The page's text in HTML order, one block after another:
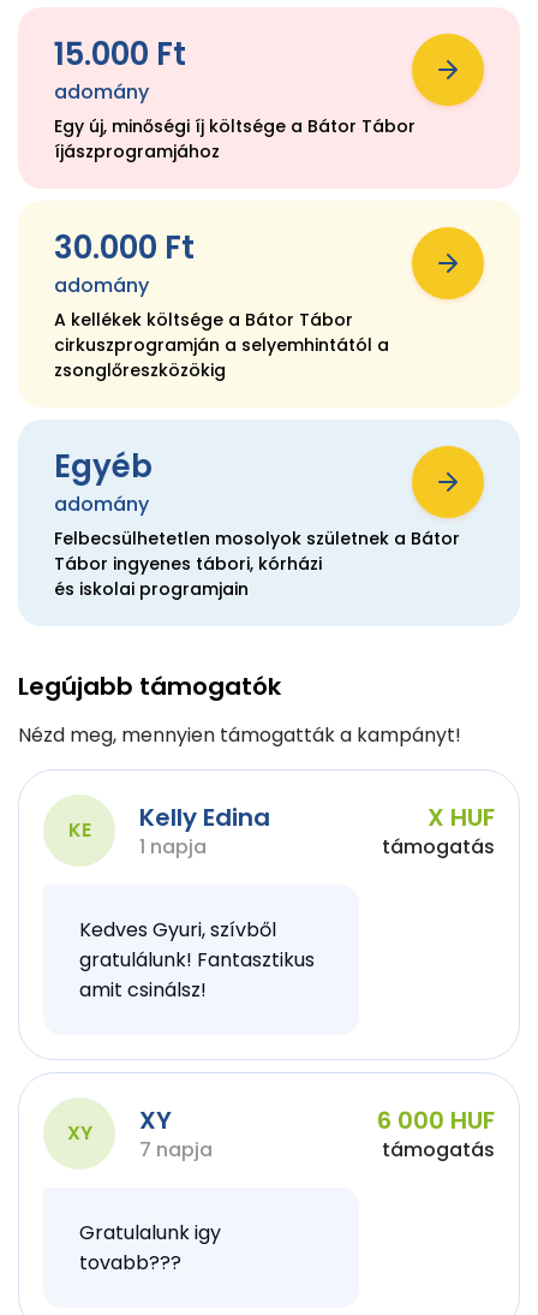
15.000 Ft
adomány
Egy új, minőségi íj költsége a Bátor Tábor
íjászprogramjához
30.000 Ft
adomány
A kellékek költsége a Bátor Tábor
cirkuszprogramján a selyemhintától a
zsonglőreszközökig
Egyéb
adomány
Felbecsülhetetlen mosolyok születnek a Bátor
Tábor ingyenes tábori, kórházi
és iskolai programjain
Legújabb támogatók
Nézd meg, mennyien támogatták a kampányt!
KE Kelly Edina
1 napja
X HUF
támogatás
Kedves Gyuri, szívből
gratulálunk! Fantasztikus
amit csinálsz!
XY XY
7 napja
6 000 HUF
támogatás
Gratulalunk igy
tovabb???